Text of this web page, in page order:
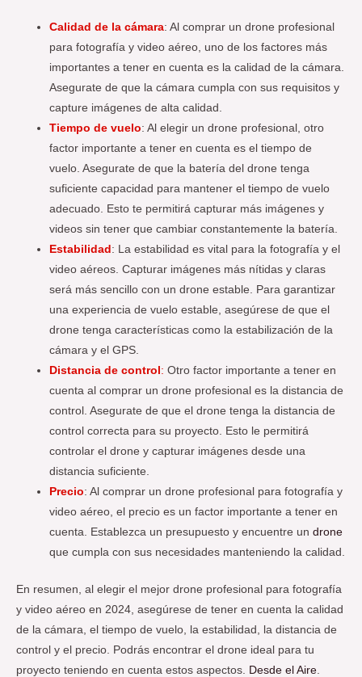
Calidad de la cámara: Al comprar un drone profesional
para fotografía y video aéreo, uno de los factores más
importantes a tener en cuenta es la calidad de la cámara.
Asegurate de que la cámara cumpla con sus requisitos y
capture imágenes de alta calidad.
Tiempo de vuelo: Al elegir un drone profesional, otro
factor importante a tener en cuenta es el tiempo de
vuelo. Asegurate de que la batería del drone tenga
suficiente capacidad para mantener el tiempo de vuelo
adecuado. Esto te permitirá capturar más imágenes y
videos sin tener que cambiar constantemente la batería.
Estabilidad : La estabilidad es vital para la fotografía y el
video aéreos. Capturar imágenes más nítidas y claras
será más sencillo con un drone estable. Para garantizar
una experiencia de vuelo estable, asegúrese de que el
drone tenga características como la estabilización de la
cámara y el GPS.
Distancia de control : Otro factor importante a tener en
cuenta al comprar un drone profesional es la distancia de
control. Asegurate de que el drone tenga la distancia de
control correcta para su proyecto. Esto le permitirá
controlar el drone y capturar imágenes desde una
distancia suficiente.
Precio: Al comprar un drone profesional para fotografía y
video aéreo, el precio es un factor importante a tener en
cuenta. Establezca un presupuesto y encuentre undrone
que cumpla con sus necesidades manteniendo la calidad.
En resumen, al elegir el mejor drone profesional para fotografía
y video aéreo en 2024, asegúrese de tener en cuenta la calidad
de la cámara, el tiempo de vuelo, la estabilidad, la distancia de
control y el precio. Podrás encontrar el drone ideal para tu
proyecto teniendo en cuenta estos aspectos. Desde el Aire